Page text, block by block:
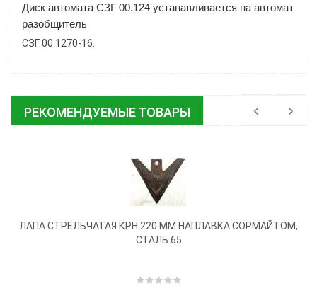
Диск автомата СЗГ 00.124 устанавливается на автомат
разобщитель
СЗГ 00.1270-16.
РЕКОМЕНДУЕМЫЕ ТОВАРЫ
ЛАПА СТРЕЛЬЧАТАЯ КРН 220 ММ НАПЛАВКА СОРМАЙТОМ,
СТАЛЬ 65